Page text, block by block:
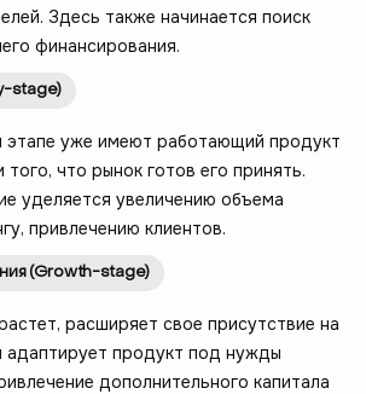
Здесь также начинается поиск
финансирования.
stage)
этапе уже имеют работающий продукт
того, что рынок готов его принять.
уделяется увеличению объема
привлечению клиентов.
(Growth-stage)
расширяет свое присутствие на
адаптирует продукт под нужды
дополнительного капитала